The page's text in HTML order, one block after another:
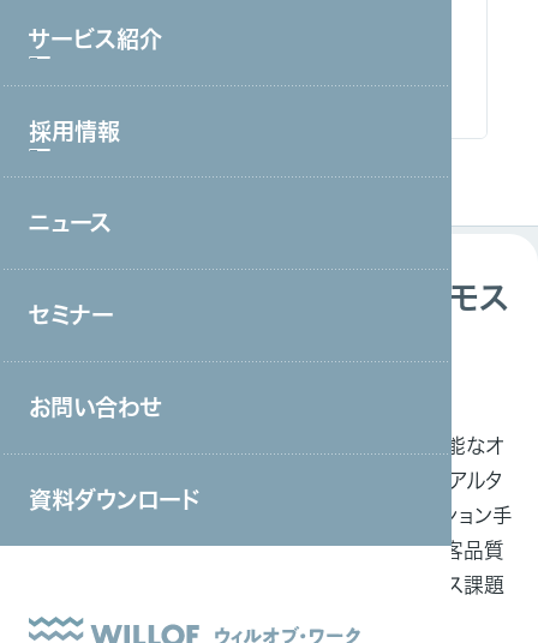
会社情報・主要取引先
グループ会社
取り組み
サービス紹介
サービストップ
製造・工場
外国人雇用
採用情報
採用情報トップ
中途採用
ニュース
セミナー
お問い合わせ
資料ダウンロード
オンライン接客サービス「プロリモス
「プロリモスタッフ」は、様々な場所からアクセス可能なオ
ンライン接客サービスであり、ユーザーと企業がリアルタ
イムで効率的に接点を持てる新しいコミュニケーション手
段を提供しています。店頭スタッフの不足解消、接客品質
の向上、コスト削減、売り逃しの防止などのビジネス課題
だけでなく顧客満足度も実現します。